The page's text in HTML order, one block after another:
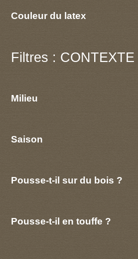
Couleur du latex
Filtres : CONTEXTE
Milieu
Saison
Pousse-t-il sur du bois ?
Pousse-t-il en touffe ?